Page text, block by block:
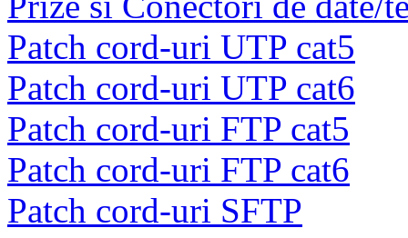
Patch cord-uri UTP cat5
Patch cord-uri UTP cat6
Patch cord-uri FTP cat5
Patch cord-uri FTP cat6
Patch cord-uri SFTP